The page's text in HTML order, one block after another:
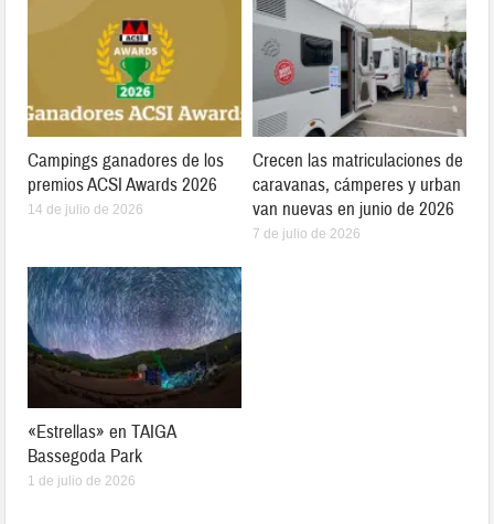
Campings ganadores de los
premios ACSI Awards 2026
14 de julio de 2026
Crecen las matriculaciones de
caravanas, cámperes y urban
van nuevas en junio de 2026
7 de julio de 2026
«Estrellas» en TAIGA
Bassegoda Park
1 de julio de 2026